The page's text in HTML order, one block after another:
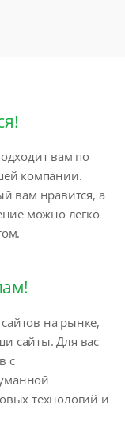
вам по
компании.
вам нравится, а
можно легко
на рынке,
сайты. Для вас
с
технологий и